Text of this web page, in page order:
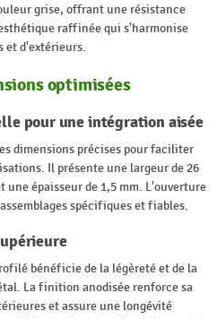
grise, offrant une résistance
raffinée qui s'harmonise
et d'extérieurs.
optimisées
pour une intégration aisée
dimensions précises pour faciliter
Il présente une largeur de 26
une épaisseur de 1,5 mm. L'ouverture
spécifiques et fiables.
bénéficie de la légèreté et de la
La finition anodisée renforce sa
et assure une longévité